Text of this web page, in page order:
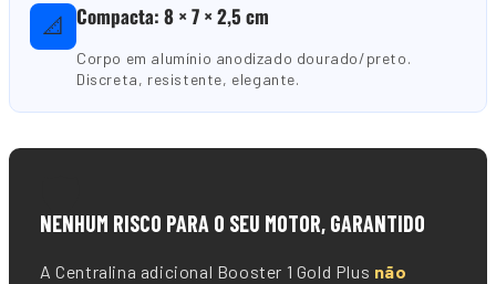
📐 Compacta: 8 × 7 × 2,5 cm
Corpo em alumínio anodizado dourado/preto.
Discreta, resistente, elegante.
NENHUM RISCO PARA O SEU MOTOR, GARANTIDO
A Centralina adicional Booster 1 Gold Plus não